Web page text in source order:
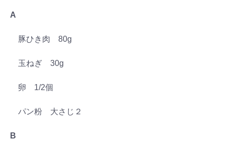
A
豚ひき肉 80g
玉ねぎ 30g
卵 1/2個
パン粉 大さじ２
B